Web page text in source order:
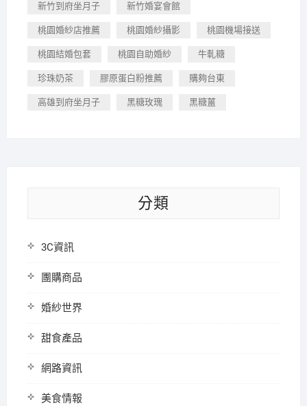
新竹到府坐月子 新竹婚宴會館
桃園婚紗店推薦 桃園婚紗攝影 桃園機場接送
桃園結婚包套 桃園自助婚紗 牛軋糖
珍珠奶茶 膠原蛋白粉推薦 購夠台東
高雄到府坐月子 黑糖玫瑰 黑糖薑
分類
3C資訊
團購商品
婚紗世界
甜食產品
網路資訊
美食情報